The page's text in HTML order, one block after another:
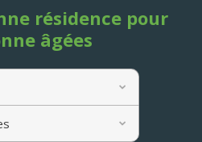
résidence pour
âgées